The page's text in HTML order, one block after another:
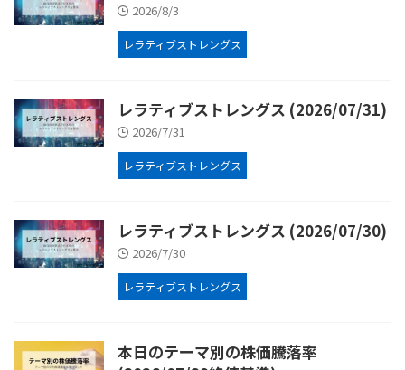
2026/8/3
レラティブストレングス
レラティブストレングス (2026/07/31)
2026/7/31
レラティブストレングス
レラティブストレングス (2026/07/30)
2026/7/30
レラティブストレングス
本日のテーマ別の株価騰落率